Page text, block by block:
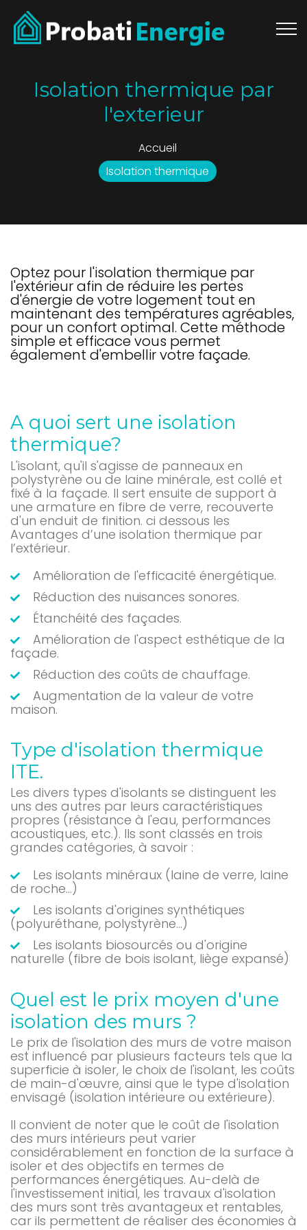
Isolation thermique par
l'exterieur
Accueil
Isolation thermique
Optez pour l'isolation thermique par
l'extérieur afin de réduire les pertes
d'énergie de votre logement tout en
maintenant des températures agréables,
pour un confort optimal. Cette méthode
simple et efficace vous permet
également d'embellir votre façade.
A quoi sert une isolation
thermique?
L'isolant, qu'il s'agisse de panneaux en
polystyrène ou de laine minérale, est collé et
fixé à la façade. Il sert ensuite de support à
une armature en fibre de verre, recouverte
d'un enduit de finition. ci dessous les
Avantages d’une isolation thermique par
l’extérieur.
Amélioration de l'efficacité énergétique.
Réduction des nuisances sonores.
Étanchéité des façades.
Amélioration de l'aspect esthétique de la
façade.
Réduction des coûts de chauffage.
Augmentation de la valeur de votre
maison.
Type d'isolation thermique
ITE.
Les divers types d'isolants se distinguent les
uns des autres par leurs caractéristiques
propres (résistance à l'eau, performances
acoustiques, etc.). Ils sont classés en trois
grandes catégories, à savoir :
Les isolants minéraux (laine de verre, laine
de roche…)
Les isolants d'origines synthétiques
(polyuréthane, polystyrène…)
Les isolants biosourcés ou d'origine
naturelle (fibre de bois isolant, liège expansé)
Quel est le prix moyen d'une
isolation des murs ?
Le prix de l'isolation des murs de votre maison
est influencé par plusieurs facteurs tels que la
superficie à isoler, le choix de l'isolant, les coûts
de main-d'œuvre, ainsi que le type d'isolation
envisagé (isolation intérieure ou extérieure).
Il convient de noter que le coût de l'isolation
des murs intérieurs peut varier
considérablement en fonction de la surface à
isoler et des objectifs en termes de
performances énergétiques. Au-delà de
l'investissement initial, les travaux d'isolation
des murs sont très avantageux et rentables,
car ils permettent de réaliser des économies à